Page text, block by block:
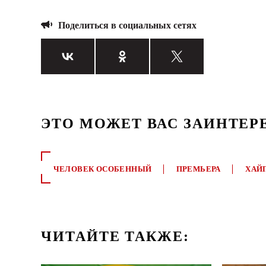
Поделиться в социальных сетях
ЭТО МОЖЕТ ВАС
ЧЕЛОВЕК ОСОБЕННЫЙ ПРЕМЬЕРА
ЧИТАЙТЕ ТАКЖЕ: